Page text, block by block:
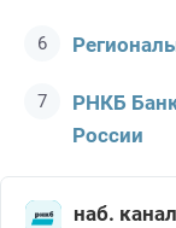
РНКБ
России
наб.